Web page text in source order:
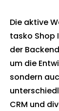
Die aktive
tasko Shop
der
um die
sondern
CRM und